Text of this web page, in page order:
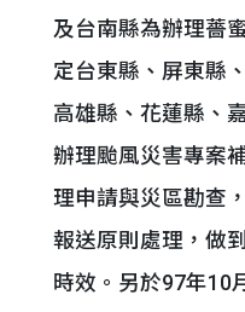
及台南縣為辦理薔
定台東縣、屏東縣
高雄縣、花蓮縣、
辦理颱風災害專案
理申請與災區勘查
報送原則處理，做
時效。另於97年10